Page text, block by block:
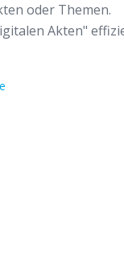
oder Themen.
Akten"